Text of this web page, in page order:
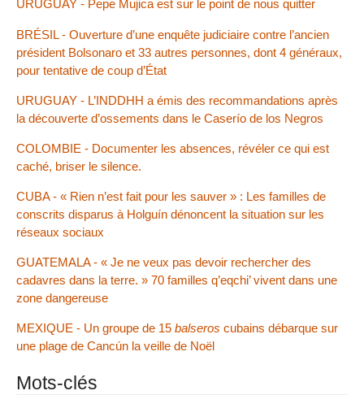
URUGUAY - Pepe Mujica est sur le point de nous quitter
BRÉSIL - Ouverture d’une enquête judiciaire contre l’ancien
président Bolsonaro et 33 autres personnes, dont 4 généraux,
pour tentative de coup d’État
URUGUAY - L’INDDHH a émis des recommandations après
la découverte d’ossements dans le Caserío de los Negros
COLOMBIE - Documenter les absences, révéler ce qui est
caché, briser le silence.
CUBA - « Rien n’est fait pour les sauver » : Les familles de
conscrits disparus à Holguín dénoncent la situation sur les
réseaux sociaux
GUATEMALA - « Je ne veux pas devoir rechercher des
cadavres dans la terre. » 70 familles q’eqchi’ vivent dans une
zone dangereuse
MEXIQUE - Un groupe de 15 balseros cubains débarque sur
une plage de Cancún la veille de Noël
Mots-clés